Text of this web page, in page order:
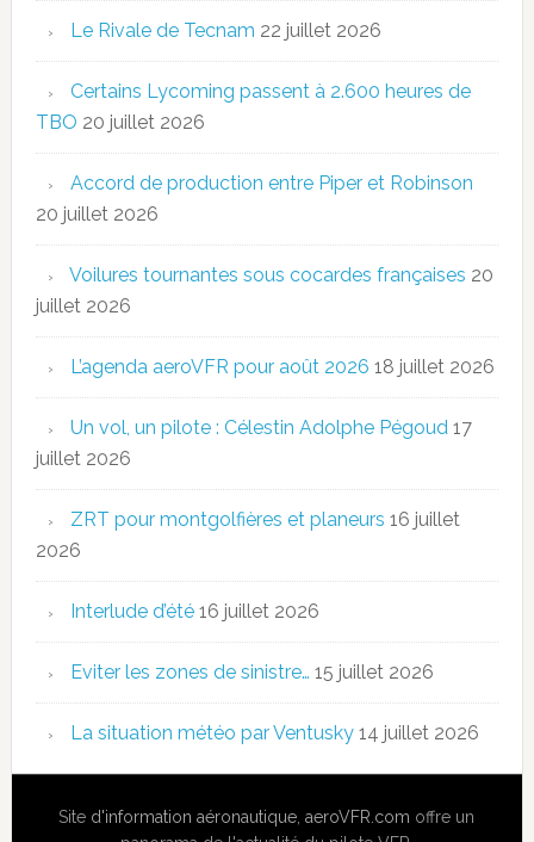
Le Rivale de Tecnam 22 juillet 2026
Certains Lycoming passent à 2.600 heures de
TBO 20 juillet 2026
Accord de production entre Piper et Robinson
20 juillet 2026
Voilures tournantes sous cocardes françaises 20
juillet 2026
L’agenda aeroVFR pour août 2026 18 juillet 2026
Un vol, un pilote : Célestin Adolphe Pégoud 17
juillet 2026
ZRT pour montgolfières et planeurs 16 juillet
2026
Interlude d’été 16 juillet 2026
Eviter les zones de sinistre… 15 juillet 2026
La situation météo par Ventusky 14 juillet 2026
Site d'information aéronautique,aeroVFR.com offre un